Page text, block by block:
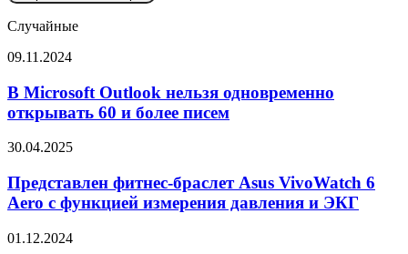
Случайные
В
Outlook
нельзя
одновременно
60
более
писем
09.11.2024
В Microsoft Outlook нельзя одновременно
открывать 60 и более писем
Представлен
браслет
Asus
VivoWatch
Aero
30.04.2025
Представлен фитнес-браслет Asus VivoWatch 6
Aero с функцией измерения давления и ЭКГ
В
01.12.2024